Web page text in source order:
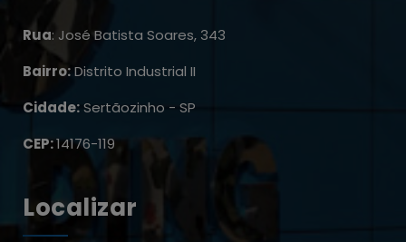
Rua: José Batista Soares, 343
Bairro:Distrito Industrial II
Cidade:Sertãozinho - SP
CEP:14176-119
Localizar